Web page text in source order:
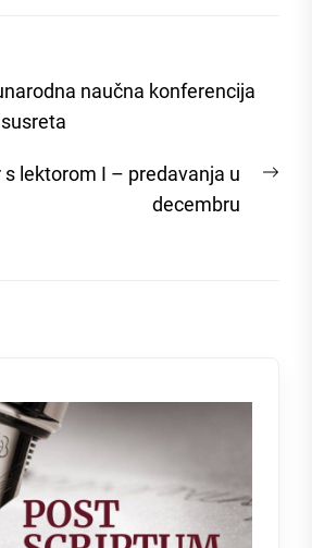
naučna konferencija
s lektorom I – predavanja u
decembru